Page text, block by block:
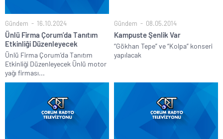
Gündem 16.10.2024
Ünlü Firma Çorum’da Tanıtım
Etkinliği Düzenleyecek
Ünlü Firma Çorum’da Tanıtım
Etkinliği Düzenleyecek Ünlü motor
yağı firması...
Gündem 08.05.2014
Kampuste Şenlik Var
“Gökhan Tepe” ve “Kolpa” konseri
yapılacak